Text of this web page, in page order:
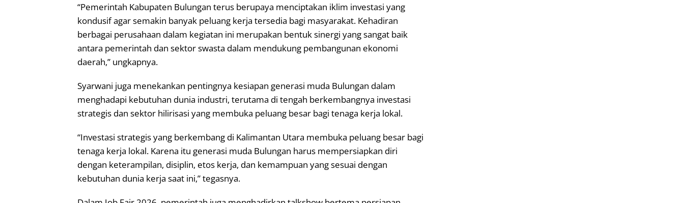
“Pemerintah Kabupaten Bulungan terus berupaya menciptakan iklim investasi yang
kondusif agar semakin banyak peluang kerja tersedia bagi masyarakat. Kehadiran
berbagai perusahaan dalam kegiatan ini merupakan bentuk sinergi yang sangat baik
antara pemerintah dan sektor swasta dalam mendukung pembangunan ekonomi
daerah,” ungkapnya.
Syarwani juga menekankan pentingnya kesiapan generasi muda Bulungan dalam
menghadapi kebutuhan dunia industri, terutama di tengah berkembangnya investasi
strategis dan sektor hilirisasi yang membuka peluang besar bagi tenaga kerja lokal.
“Investasi strategis yang berkembang di Kalimantan Utara membuka peluang besar bagi
tenaga kerja lokal. Karena itu generasi muda Bulungan harus mempersiapkan diri
dengan keterampilan, disiplin, etos kerja, dan kemampuan yang sesuai dengan
kebutuhan dunia kerja saat ini,” tegasnya.